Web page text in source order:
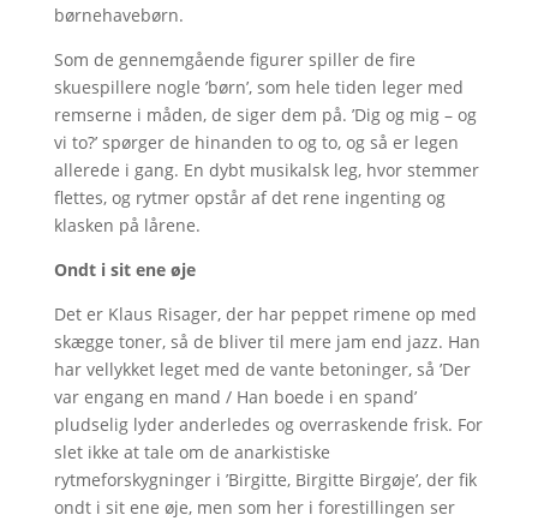
børnehavebørn.
Som de gennemgående figurer spiller de fire
skuespillere nogle ’børn’, som hele tiden leger med
remserne i måden, de siger dem på. ’Dig og mig – og
vi to?’ spørger de hinanden to og to, og så er legen
allerede i gang. En dybt musikalsk leg, hvor stemmer
flettes, og rytmer opstår af det rene ingenting og
klasken på lårene.
Ondt i sit ene øje
Det er Klaus Risager, der har peppet rimene op med
skægge toner, så de bliver til mere jam end jazz. Han
har vellykket leget med de vante betoninger, så ’Der
var engang en mand / Han boede i en spand’
pludselig lyder anderledes og overraskende frisk. For
slet ikke at tale om de anarkistiske
rytmeforskygninger i ’Birgitte, Birgitte Birgøje’, der fik
ondt i sit ene øje, men som her i forestillingen ser